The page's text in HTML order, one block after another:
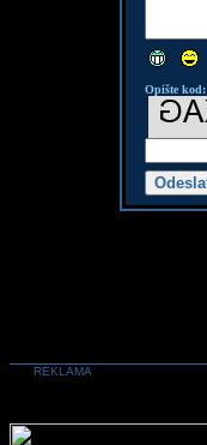
Opište kod:
REKLAMA